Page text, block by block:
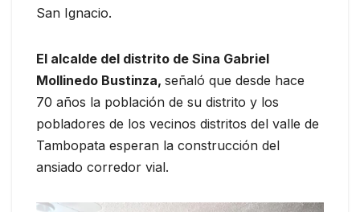
San Ignacio.
El alcalde del distrito de Sina Gabriel
Mollinedo Bustinza, señaló que desde hace
70 años la población de su distrito y los
pobladores de los vecinos distritos del valle de
Tambopata esperan la construcción del
ansiado corredor vial.